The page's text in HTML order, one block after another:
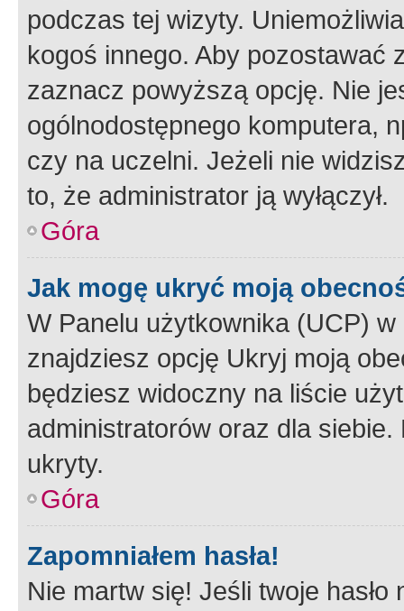
podczas tej wizyty.
kogoś innego. Aby pozostawać
zaznacz powyższą opcję. Nie
ogólnodostępnego komputera,
czy na uczelni. Jeżeli nie
to, że administrator ją wyłączył.
Góra
Jak mogę ukryć moją
W Panelu użytkownika (UCP) w
znajdziesz opcję Ukryj moją
będziesz widoczny na liście
administratorów oraz dla
ukryty.
Góra
Zapomniałem hasła!
Nie martw się! Jeśli twoje